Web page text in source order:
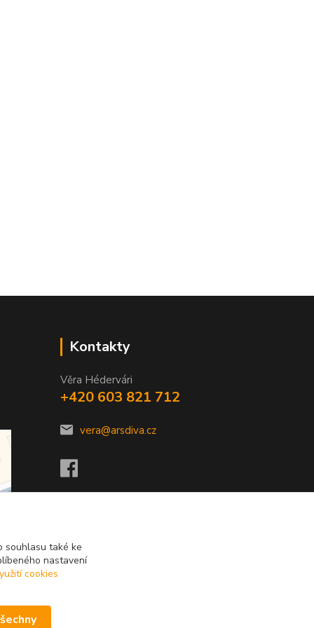
Kontakty
Věra Hédervári
+420 603 821 712
vera@arsdiva.cz
souhlasu také ke
nastavení
cookies